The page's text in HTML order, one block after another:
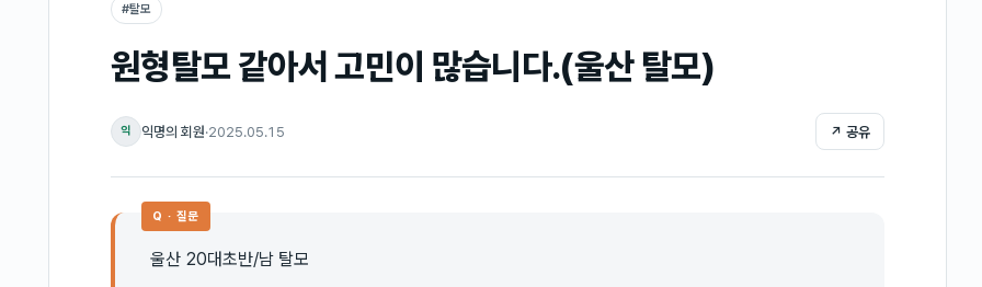
#탈모
원형탈모 같아서 고민이 많습니다.(울산 탈모)
익 익명의 회원·2025.05.15 ↗ 공유
Q · 질문
울산 20대초반/남 탈모